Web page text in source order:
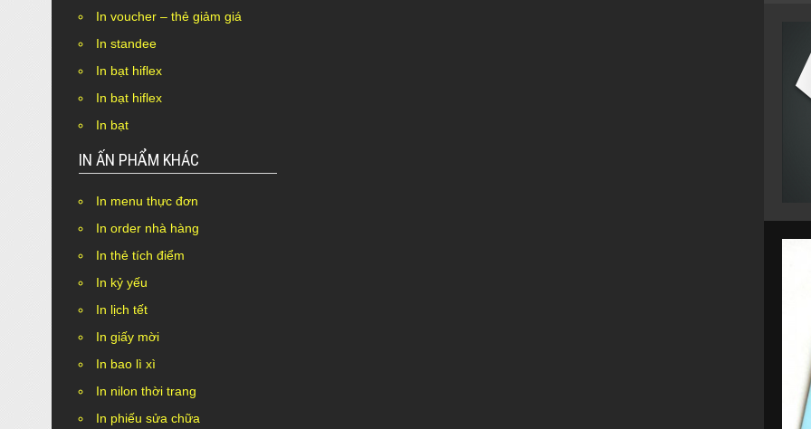
In voucher – thẻ giảm giá
In standee
In bạt hiflex
In bạt hiflex
In bạt
IN ẤN PHẨM KHÁC
In menu thực đơn
In order nhà hàng
In thẻ tích điểm
In kỷ yếu
In lịch tết
In giấy mời
In bao lì xì
In nilon thời trang
In phiếu sửa chữa